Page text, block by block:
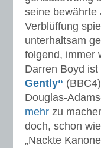
seine bewährte
Verblüffung
unterhaltsam
folgend, immer
Darren Boyd
Gently“
Douglas-
mehr zu
doch, schon
„Nackte